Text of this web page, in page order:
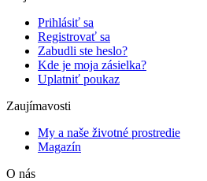
Prihlásiť sa
Registrovať sa
Zabudli ste heslo?
Kde je moja zásielka?
Uplatniť poukaz
Zaujímavosti
My a naše životné prostredie
Magazín
O nás